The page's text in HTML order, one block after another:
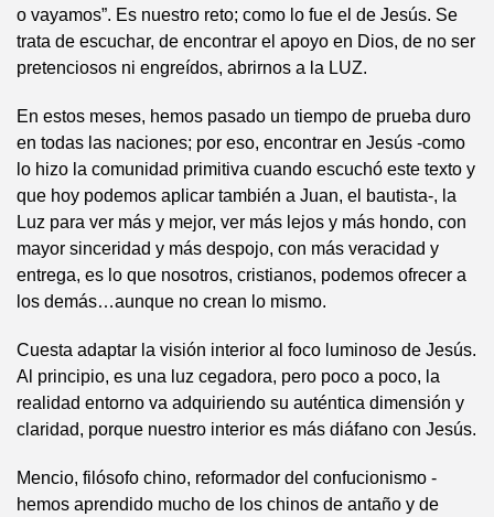
o vayamos”. Es nuestro reto; como lo fue el de Jesús. Se
trata de escuchar, de encontrar el apoyo en Dios, de no ser
pretenciosos ni engreídos, abrirnos a la LUZ.
En estos meses, hemos pasado un tiempo de prueba duro
en todas las naciones; por eso, encontrar en Jesús -como
lo hizo la comunidad primitiva cuando escuchó este texto y
que hoy podemos aplicar también a Juan, el bautista-, la
Luz para ver más y mejor, ver más lejos y más hondo, con
mayor sinceridad y más despojo, con más veracidad y
entrega, es lo que nosotros, cristianos, podemos ofrecer a
los demás…aunque no crean lo mismo.
Cuesta adaptar la visión interior al foco luminoso de Jesús.
Al principio, es una luz cegadora, pero poco a poco, la
realidad entorno va adquiriendo su auténtica dimensión y
claridad, porque nuestro interior es más diáfano con Jesús.
Mencio, filósofo chino, reformador del confucionismo -
hemos aprendido mucho de los chinos de antaño y de